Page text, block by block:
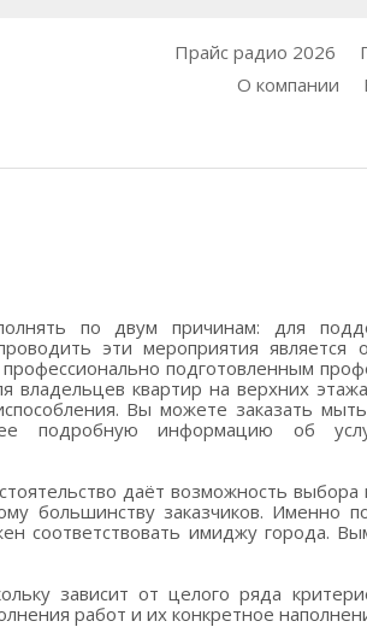
Прайс радио 2026
О компании
по двум причинам: для
эти мероприятия является
подготовленным
владельцев квартир на верхних
Вы можете заказать
подробную информацию об
даёт возможность
большинству заказчиков. Именно
соответствовать имиджу города.
зависит от целого ряда
работ и их конкретное